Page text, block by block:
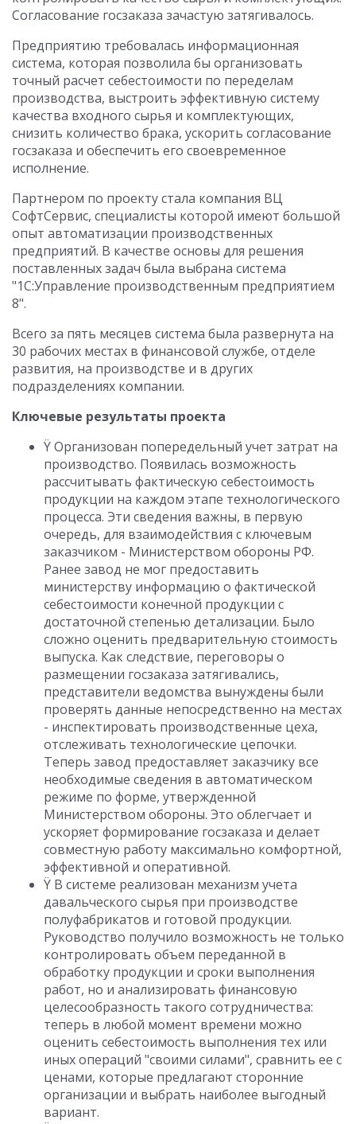
Согласование госзаказа зачастую затягивалось.
Предприятию требовалась информационная
система, которая позволила бы организовать
точный расчет себестоимости по переделам
производства, выстроить эффективную систему
качества входного сырья и комплектующих,
снизить количество брака, ускорить согласование
госзаказа и обеспечить его своевременное
исполнение.
Партнером по проекту стала компания ВЦ
СофтСервис, специалисты которой имеют большой
опыт автоматизации производственных
предприятий. В качестве основы для решения
поставленных задач была выбрана система
"1С:Управление производственным предприятием
8".
Всего за пять месяцев система была развернута на
30 рабочих местах в финансовой службе, отделе
развития, на производстве и в других
подразделениях компании.
Ключевые результаты проекта
Ÿ Организован попередельный учет затрат на
производство. Появилась возможность
рассчитывать фактическую себестоимость
продукции на каждом этапе технологического
процесса. Эти сведения важны, в первую
очередь, для взаимодействия с ключевым
заказчиком - Министерством обороны РФ.
Ранее завод не мог предоставить
министерству информацию о фактической
себестоимости конечной продукции с
достаточной степенью детализации. Было
сложно оценить предварительную стоимость
выпуска. Как следствие, переговоры о
размещении госзаказа затягивались,
представители ведомства вынуждены были
проверять данные непосредственно на местах
- инспектировать производственные цеха,
отслеживать технологические цепочки.
Теперь завод предоставляет заказчику все
необходимые сведения в автоматическом
режиме по форме, утвержденной
Министерством обороны. Это облегчает и
ускоряет формирование госзаказа и делает
совместную работу максимально комфортной,
эффективной и оперативной.
Ÿ В системе реализован механизм учета
давальческого сырья при производстве
полуфабрикатов и готовой продукции.
Руководство получило возможность не только
контролировать объем переданной в
обработку продукции и сроки выполнения
работ, но и анализировать финансовую
целесообразность такого сотрудничества:
теперь в любой момент времени можно
оценить себестоимость выполнения тех или
иных операций "своими силами", сравнить ее с
ценами, которые предлагают сторонние
организации и выбрать наиболее выгодный
вариант.